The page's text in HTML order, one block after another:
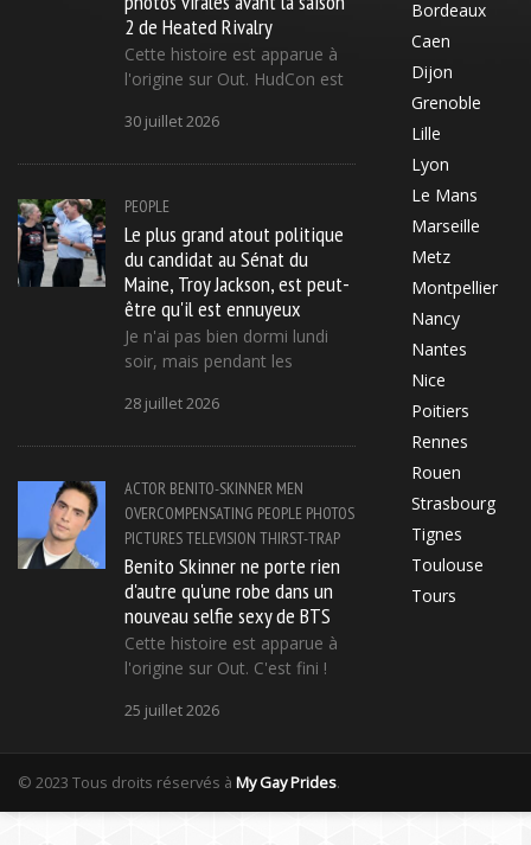
2 de Heated Rivalry
Cette histoire est apparue à
l'origine sur Out. HudCon est
30 juillet 2026
PEOPLE
Le plus grand atout politique
du candidat au Sénat du
Maine, Troy Jackson, est peut-
être qu'il est ennuyeux
Je n'ai pas bien dormi lundi
soir, mais pendant les
28 juillet 2026
ACTOR BENITO-SKINNER MEN
OVERCOMPENSATING PEOPLE PHOTOS
PICTURESTELEVISION THIRST-TRAP
Benito Skinner ne porte rien
d'autre qu'une robe dans un
nouveau selfie sexy de BTS
Cette histoire est apparue à
l'origine sur Out. C'est fini !
25 juillet 2026
Bordeaux
Caen
Dijon
Grenoble
Lille
Lyon
Le Mans
Marseille
Metz
Montpellier
Nancy
Nantes
Nice
Poitiers
Rennes
Rouen
Strasbourg
Tignes
Toulouse
Tours
© 2023 Tous droits réservés à My Gay Prides.